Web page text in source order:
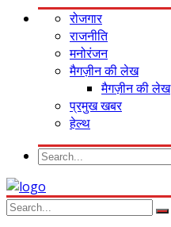
रोजगार
राजनीति
मनोरंजन
मैगज़ीन की लेख
मैगज़ीन की लेख
प्रमुख खबर
हेल्थ